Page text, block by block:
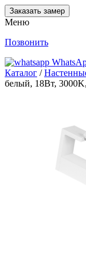
Заказать замер
Меню
Позвонить
Каталог /
белый, 18Вт,